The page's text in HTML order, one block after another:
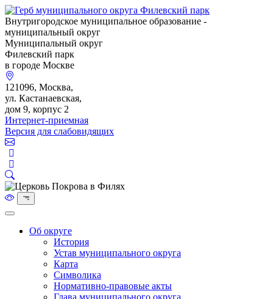
Внутригородское муниципальное образование -
муниципальный округ
Муниципальный округ
Филевский парк
в городе Москве
121096, Москва,
ул. Кастанаевская,
дом 9, корпус 2
Интернет-приемная
Версия для слабовидящих
Об округе
История
Устав муниципального округа
Карта
Символика
Нормативно-правовые акты
Глава муниципального округа